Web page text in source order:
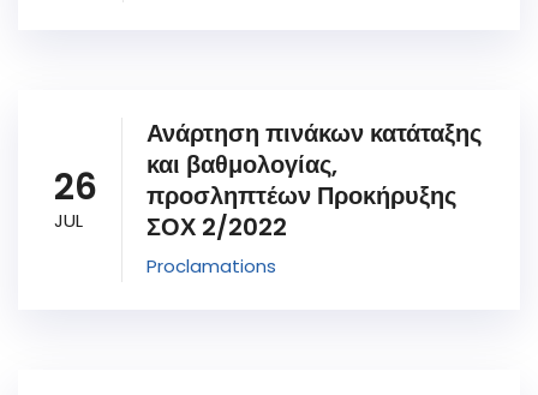
26
JUL
Ανάρτηση πινάκων κατάταξης
και βαθμολογίας,
προσληπτέων Προκήρυξης
ΣΟΧ 2/2022
Proclamations